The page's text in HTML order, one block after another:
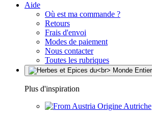
Aide
Où est ma commande ?
Retours
Frais d'envoi
Modes de paiement
Nous contacter
Toutes les rubriques
Plus d'inspiration
Origine Autriche